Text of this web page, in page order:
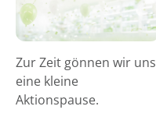
Zur Zeit gönnen wir uns
eine kleine
Aktionspause.